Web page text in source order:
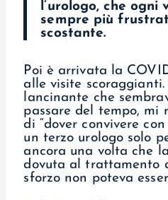
l’urologo, che
sempre più
scostante.
Poi è arrivata la
alle visite scoraggianti.
lancinante che
passare del tempo, mi
di “dover convivere
un terzo urologo solo
ancora una volta che
dovuta al trattamento
sforzo non poteva